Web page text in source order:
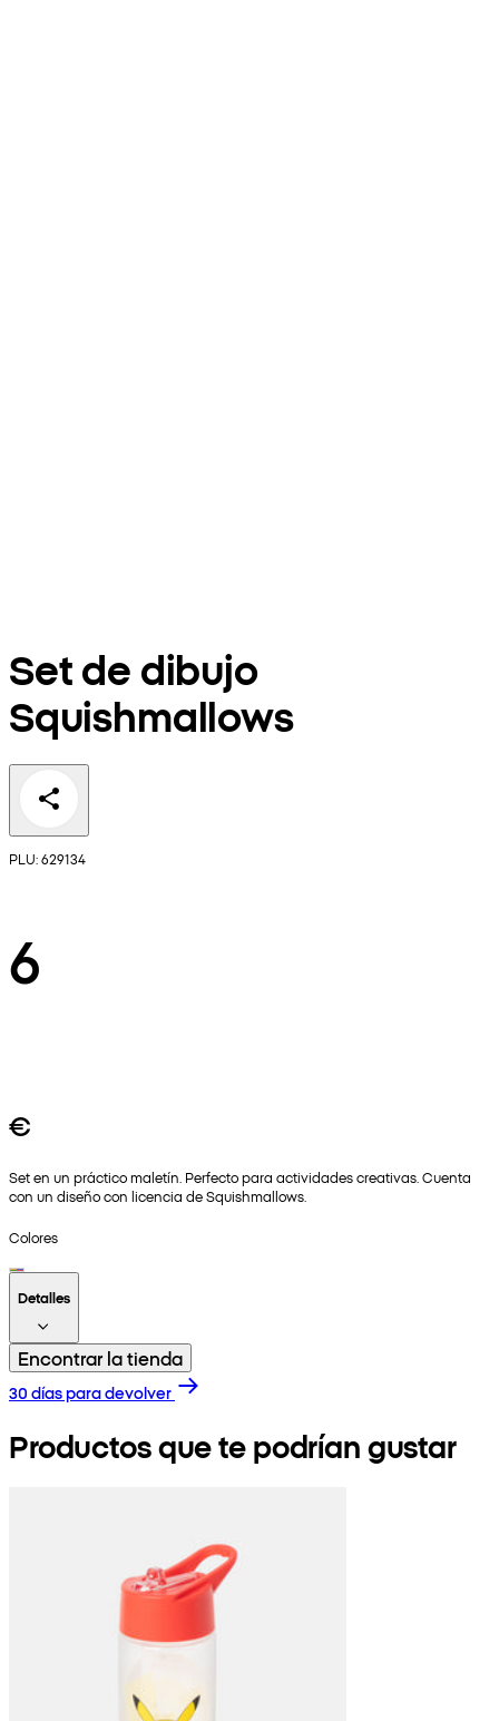
Set de dibujo
Squishmallows
PLU: 629134
6
€
Set en un práctico maletín. Perfecto para actividades creativas. Cuenta
con un diseño con licencia de Squishmallows.
Colores
Detalles
Encontrar la tienda
30 días para devolver
Productos que te podrían gustar